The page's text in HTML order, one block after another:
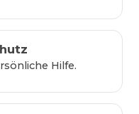
Hilfe.